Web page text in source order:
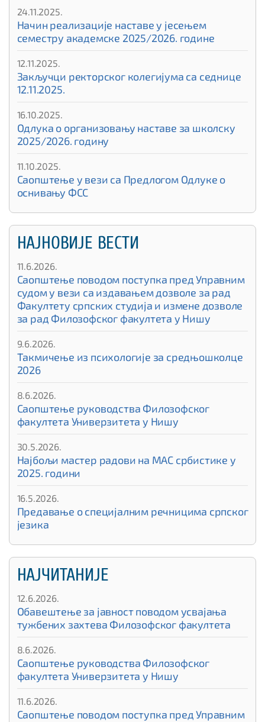
24.11.2025.
Начин реализације наставе у јесењем
семестру академске 2025/2026. године
12.11.2025.
Закључци ректорског колегијума са седнице
12.11.2025.
16.10.2025.
Одлука о организовању наставе за школску
2025/2026. годину
11.10.2025.
Саопштење у вези са Предлогом Одлуке о
оснивању ФСС
НАЈНОВИЈЕ ВЕСТИ
11.6.2026.
Саопштење поводом поступка пред Управним
судом у вези са издавањем дозволе за рад
Факултету српских студија и измене дозволе
за рад Филозофског факултета у Нишу
9.6.2026.
Такмичење из психологије за средњошколце
2026
8.6.2026.
Саопштење руководства Филозофског
факултета Универзитета у Нишу
30.5.2026.
Најбољи мастер радови на МАС србистике у
2025. години
16.5.2026.
Предавање о специјалним речницима српског
језика
НАЈЧИТАНИЈЕ
12.6.2026.
Обавештење за јавност поводом усвајања
тужбених захтева Филозофског факултета
8.6.2026.
Саопштење руководства Филозофског
факултета Универзитета у Нишу
11.6.2026.
Саопштење поводом поступка пред Управним